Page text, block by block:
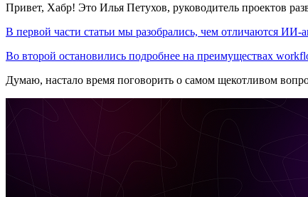
Привет, Хабр! Это Илья Петухов, руководитель проектов
В первой части статьи мы разобрались, чем отличаются ИИ-
Во второй остановились подробнее на преимуществах
Думаю, настало время поговорить о самом щекотливом